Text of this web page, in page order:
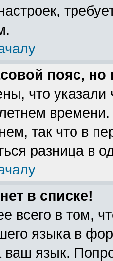
пояс,
что указали
так что в
разница в
в списке!
всего в том,
языка в
язык.